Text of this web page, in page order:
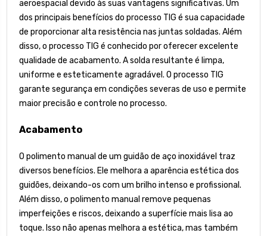
aeroespacial devido às suas vantagens significativas. Um
dos principais benefícios do processo TIG é sua capacidade
de proporcionar alta resistência nas juntas soldadas. Além
disso, o processo TIG é conhecido por oferecer excelente
qualidade de acabamento. A solda resultante é limpa,
uniforme e esteticamente agradável. O processo TIG
garante segurança em condições severas de uso e permite
maior precisão e controle no processo.
Acabamento
O polimento manual de um guidão de aço inoxidável traz
diversos benefícios. Ele melhora a aparência estética dos
guidões, deixando-os com um brilho intenso e profissional.
Além disso, o polimento manual remove pequenas
imperfeições e riscos, deixando a superfície mais lisa ao
toque. Isso não apenas melhora a estética, mas também